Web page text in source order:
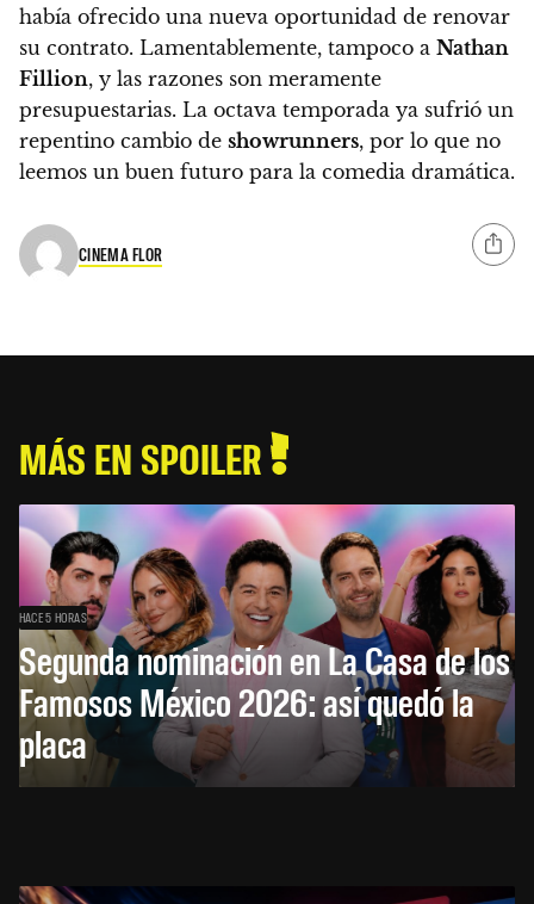
había ofrecido una nueva oportunidad de renovar
su contrato. Lamentablemente, tampoco a Nathan
Fillion, y las razones son meramente
presupuestarias. La octava temporada ya sufrió un
repentino cambio de showrunners, por lo que no
leemos un buen futuro para la comedia dramática.
CINEMA FLOR
MÁS EN SPOILER
HACE 5 HORAS
Segunda nominación en La Casa de los
Famosos México 2026: así quedó la
placa